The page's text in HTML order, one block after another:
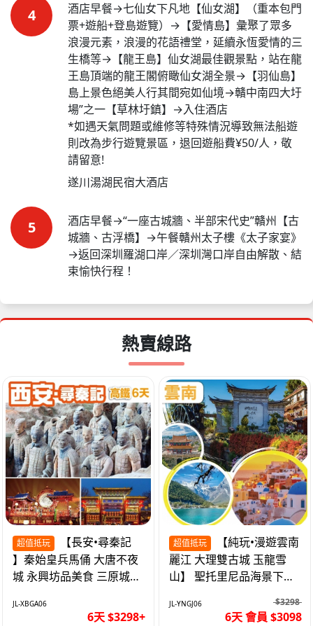
4
酒店早餐→七仙女下凡地【仙女湖】（重本包門
票+遊船+登島遊覽）→【愛情島】彙聚了眾多
浪漫元素，浪漫的花語禮堂，延續永恆愛情的三
生橋等→【龍王島】仙女湖最佳觀景點，站在龍
王島頂端的龍王閣俯瞰仙女湖全景→【羽仙島】
島上景色絕美人行其間宛如仙境→贛中南四大圩
場”之一【草林圩鎮】→入住酒店
*如遇天氣問題或維修等特殊情況導致無法船遊
則改為步行遊覽景區，退回遊船費¥50/人，敬
請留意!
遂川湯湖民宿大酒店
5
酒店早餐→“一座古城牆、半部宋代史”贛州【古
城牆、古浮橋】→午餐贛州太子樓《太子家宴》
→返回深圳羅湖口岸／深圳灣口岸自由解散、結
束愉快行程！
熱賣線路
超值抵玩
】秦始皇兵馬俑 大唐不夜
城 永興坊品美食 三原城隍
JL-XBGA06
6天 $3298+
超值抵玩
麗江 大理雙古城 玉龍雪
山】 聖托里尼品海景下午
JL-YNGJ06 $3298
6天 會員 $3098